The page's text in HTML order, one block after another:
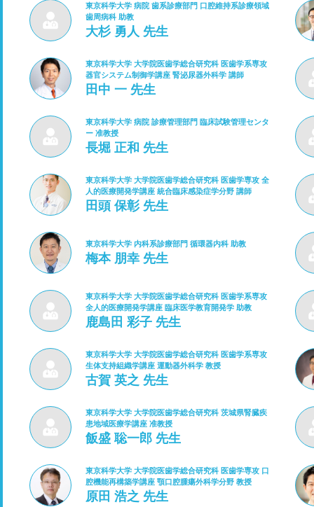
東京科学大学 病院 歯系診療部門 口腔維持系診療領域
歯周病科 助教
大杉 勇人 先生
東京科学大学 大学院医歯学総合研究科 医歯学系専攻
器官システム制御学講座 腎泌尿器外科学 講師
田中 一 先生
東京科学大学 病院 診療管理部門 臨床試験管理センタ
ー 准教授
長堀 正和 先生
東京科学大学 大学院医歯学総合研究科 医歯学専攻 全
人的医療開発学講座 統合臨床感染症学分野 講師
田頭 保彰 先生
東京科学大学 内科系診療部門 循環器内科 助教
梅本 朋幸 先生
東京科学大学 大学院医歯学総合研究科 医歯学系専攻
全人的医療開発学講座 臨床医学教育開発学 助教
鹿島田 彩子 先生
東京科学大学 大学院医歯学総合研究科 医歯学系専攻
生体支持組織学講座 運動器外科学 教授
古賀 英之 先生
東京科学大学 大学院医歯学総合研究科 茨城県腎臓疾
患地域医療学講座 准教授
飯盛 聡一郎 先生
東京科学大学 大学院医歯学総合研究科 医歯学専攻 口
腔機能再構築学講座 顎口腔腫瘍外科学分野 教授
原田 浩之 先生